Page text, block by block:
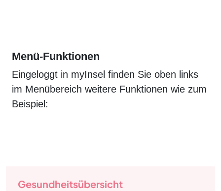
Menü-Funktionen
Eingeloggt in myInsel finden Sie oben links
im Menübereich weitere Funktionen wie zum
Beispiel:
Gesundheitsübersicht